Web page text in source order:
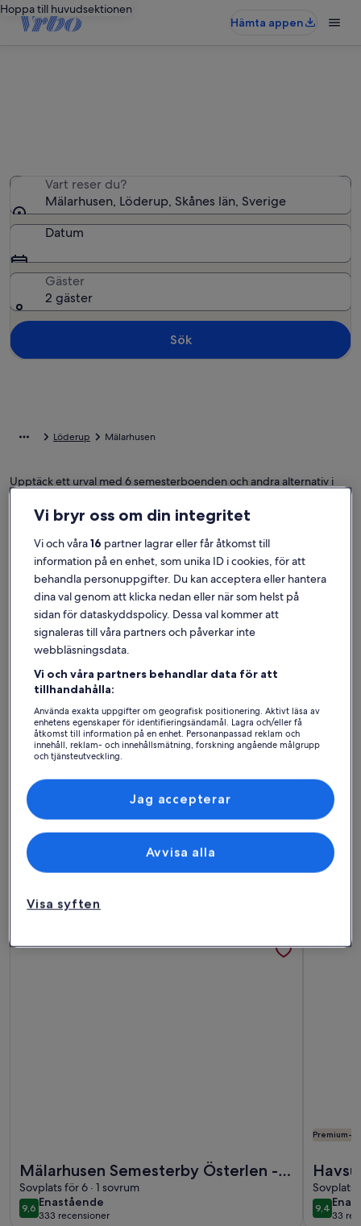
Hoppa till huvudsektionen
Hämta appen
Vart reser du?
Mälarhusen, Löderup, Skånes län, Sverige
Datum
Gäster
2 gäster
Sök
Löderup Mälarhusen
Upptäck ett urval med 6 semesterboenden och andra alternativ i
erbjuder bekvämligheter som passar alldeles utmärkt för dig och
din familj eller ditt husdjur, som parkering och en tvättmaskin med
torktumlare. Vad du än längtar efter kan du hitta ett boende som
uppfyller alla gästers önskemål, inklusive rökfria eller
tillgänglighetsanpassade alternativ.
Hitta boenden i din stil
Hus
Sök bland hus
Lägenhet
Sök bland lägenheter
Stuga
Hitta bästa boendet –
Mälarhusen
Mer information om Mälarhusen Semesterby Österlen -
Mälarhusen Semesterby Österlen -
Stugor & Gårdssviter
Sovplats för 6 · 1 sovrum
9,69,6 av 10
Enastående
enastående
333 recensioner
Mer information om Mälarhusen Semesterby Österlen -
Premium-
Sovplats
9,49,4 av 10
33
Mer
Vi bryr oss om din integritet
Vi och våra16 partner lagrar eller får åtkomst till
information på en enhet, som unika ID i cookies, för att
behandla personuppgifter. Du kan acceptera eller hantera
dina val genom att klicka nedan eller när som helst på
sidan för dataskyddspolicy. Dessa val kommer att
signaleras till våra partners och påverkar inte
webbläsningsdata.
Vi och våra partners behandlar data för att
tillhandahålla:
Använda exakta uppgifter om geografisk positionering. Aktivt läsa av
enhetens egenskaper för identifieringsändamål. Lagra och/eller få
åtkomst till information på en enhet. Personanpassad reklam och
innehåll, reklam- och innehållsmätning, forskning angående målgrupp
och tjänsteutveckling.
Visa syften
Avvisa alla
Jag accepterar